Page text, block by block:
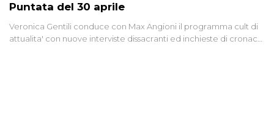
Puntata del 30 aprile
Veronica Gentili conduce con Max Angioni il programma cult di
attualita' con nuove interviste dissacranti ed inchieste di cronaca